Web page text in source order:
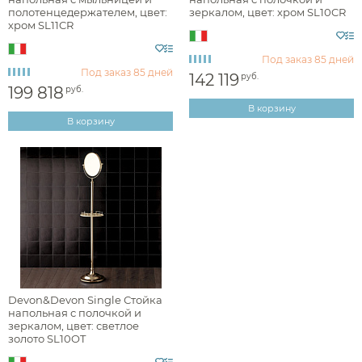
Аксессуары
Держатели туалетной бумаги
Форма
полотенцедержателем, цвет:
хром SL11CR
Под заказ 85 дней
199 818 руб.
В корзину
зеркалом, цвет: хром SL10CR
Под заказ 85 дней
142 119 руб.
В корзину
Devon&Devon Single Стойка
напольная с полочкой и
зеркалом, цвет: светлое
золото SL10OT